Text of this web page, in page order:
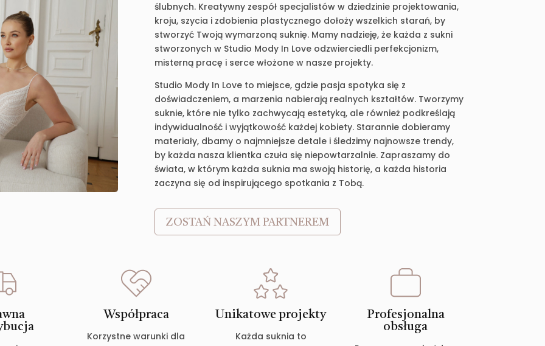
ślubnych. Kreatywny zespół specjalistów w dziedzinie projektowania,
kroju, szycia i zdobienia plastycznego dołoży wszelkich starań, by
stworzyć Twoją wymarzoną suknię. Mamy nadzieję, że każda z sukni
stworzonych w Studio Mody In Love odzwierciedli perfekcjonizm,
misterną pracę i serce włożone w nasze projekty.
Studio Mody In Love to miejsce, gdzie pasja spotyka się z
doświadczeniem, a marzenia nabierają realnych kształtów. Tworzymy
suknie, które nie tylko zachwycają estetyką, ale również podkreślają
indywidualność i wyjątkowość każdej kobiety. Starannie dobieramy
materiały, dbamy o najmniejsze detale i śledzimy najnowsze trendy,
by każda nasza klientka czuła się niepowtarzalnie. Zapraszamy do
świata, w którym każda suknia ma swoją historię, a każda historia
zaczyna się od inspirującego spotkania z Tobą.
ZOSTAŃ NASZYM PARTNEREM
Współpraca
Korzystne warunki dla
Unikatowe projekty
Każda suknia to
Profesjonalna
obsługa